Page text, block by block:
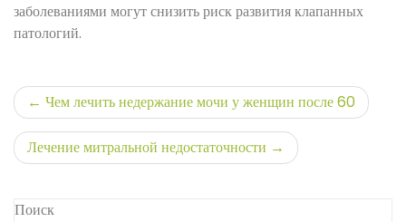
заболеваниями могут снизить риск развития клапанных
патологий.
Навигация
по
записям
Чем лечить недержание мочи у женщин после 60
Лечение митральной недостаточности
Поиск